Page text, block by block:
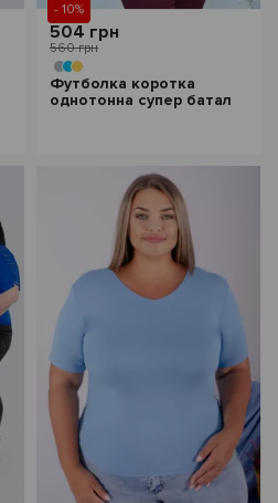
- 10%
504 грн
560 грн
Футболка коротка
однотонна супер батал